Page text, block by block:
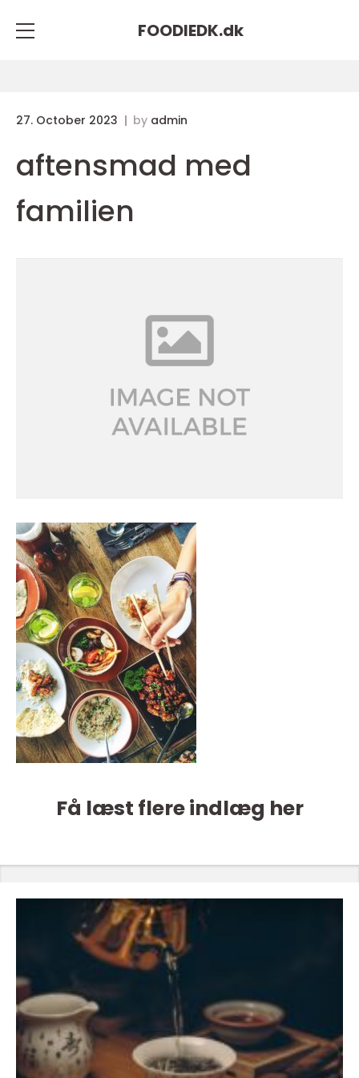
FOODIEDK.dk
27. October 2023 by admin
aftensmad med
familien
Få læst flere indlæg her